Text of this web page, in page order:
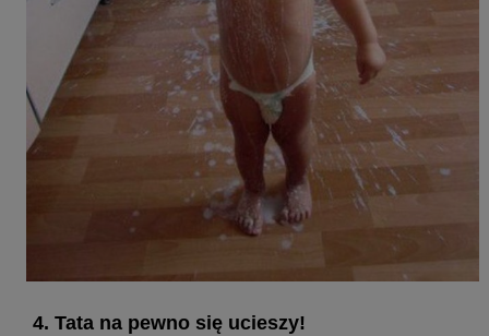
4. Tata na pewno się ucieszy!